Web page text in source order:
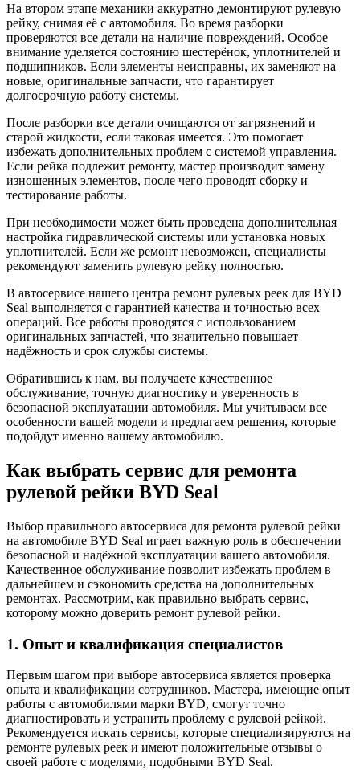
На втором этапе механики аккуратно демонтируют рулевую
рейку, снимая её с автомобиля. Во время разборки
проверяются все детали на наличие повреждений. Особое
внимание уделяется состоянию шестерёнок, уплотнителей и
подшипников. Если элементы неисправны, их заменяют на
новые, оригинальные запчасти, что гарантирует
долгосрочную работу системы.
После разборки все детали очищаются от загрязнений и
старой жидкости, если таковая имеется. Это помогает
избежать дополнительных проблем с системой управления.
Если рейка подлежит ремонту, мастер производит замену
изношенных элементов, после чего проводят сборку и
тестирование работы.
При необходимости может быть проведена дополнительная
настройка гидравлической системы или установка новых
уплотнителей. Если же ремонт невозможен, специалисты
рекомендуют заменить рулевую рейку полностью.
В автосервисе нашего центра ремонт рулевых реек для BYD
Seal выполняется с гарантией качества и точностью всех
операций. Все работы проводятся с использованием
оригинальных запчастей, что значительно повышает
надёжность и срок службы системы.
Обратившись к нам, вы получаете качественное
обслуживание, точную диагностику и уверенность в
безопасной эксплуатации автомобиля. Мы учитываем все
особенности вашей модели и предлагаем решения, которые
подойдут именно вашему автомобилю.
Как выбрать сервис для ремонта
рулевой рейки BYD Seal
Выбор правильного автосервиса для ремонта рулевой рейки
на автомобиле BYD Seal играет важную роль в обеспечении
безопасной и надёжной эксплуатации вашего автомобиля.
Качественное обслуживание позволит избежать проблем в
дальнейшем и сэкономить средства на дополнительных
ремонтах. Рассмотрим, как правильно выбрать сервис,
которому можно доверить ремонт рулевой рейки.
1. Опыт и квалификация специалистов
Первым шагом при выборе автосервиса является проверка
опыта и квалификации сотрудников. Мастера, имеющие опыт
работы с автомобилями марки BYD, смогут точно
диагностировать и устранить проблему с рулевой рейкой.
Рекомендуется искать сервисы, которые специализируются на
ремонте рулевых реек и имеют положительные отзывы о
своей работе с моделями, подобными BYD Seal.